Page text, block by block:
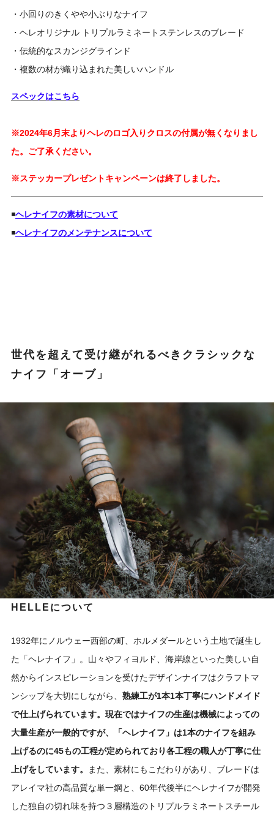
・小回りのきくやや小ぶりなナイフ
・ヘレオリジナル トリプルラミネートステンレスのブレード
・伝統的なスカンジグラインド
・複数の材が織り込まれた美しいハンドル
スペックはこちら
※2024年6月末よりヘレのロゴ入りクロスの付属が無くなりまし
た。ご了承ください。
※ステッカープレゼントキャンペーンは終了しました。
◾️ヘレナイフの素材について
◾️ヘレナイフのメンテナンスについて
世代を超えて受け継がれるべきクラシックな
ナイフ「オーブ」
HELLEについて
1932年にノルウェー西部の町、ホルメダールという土地で誕生し
た「ヘレナイフ」。山々やフィヨルド、海岸線といった美しい自
然からインスピレーションを受けたデザインナイフはクラフトマ
ンシップを大切にしながら、 熟練工が1本1本丁寧にハンドメイド
で仕上げられています。現在ではナイフの生産は機械によっての
大量生産が一般的ですが、「ヘレナイフ」は1本のナイフを組み
上げるのに45もの工程が定められており各工程の職人が丁寧に仕
上げをしています。
また、素材にもこだわりがあり、ブレードは
アレイマ社の高品質な単一鋼と、60年代後半にヘレナイフが開発
した独自の切れ味を持つ３層構造のトリプルラミネートスチール